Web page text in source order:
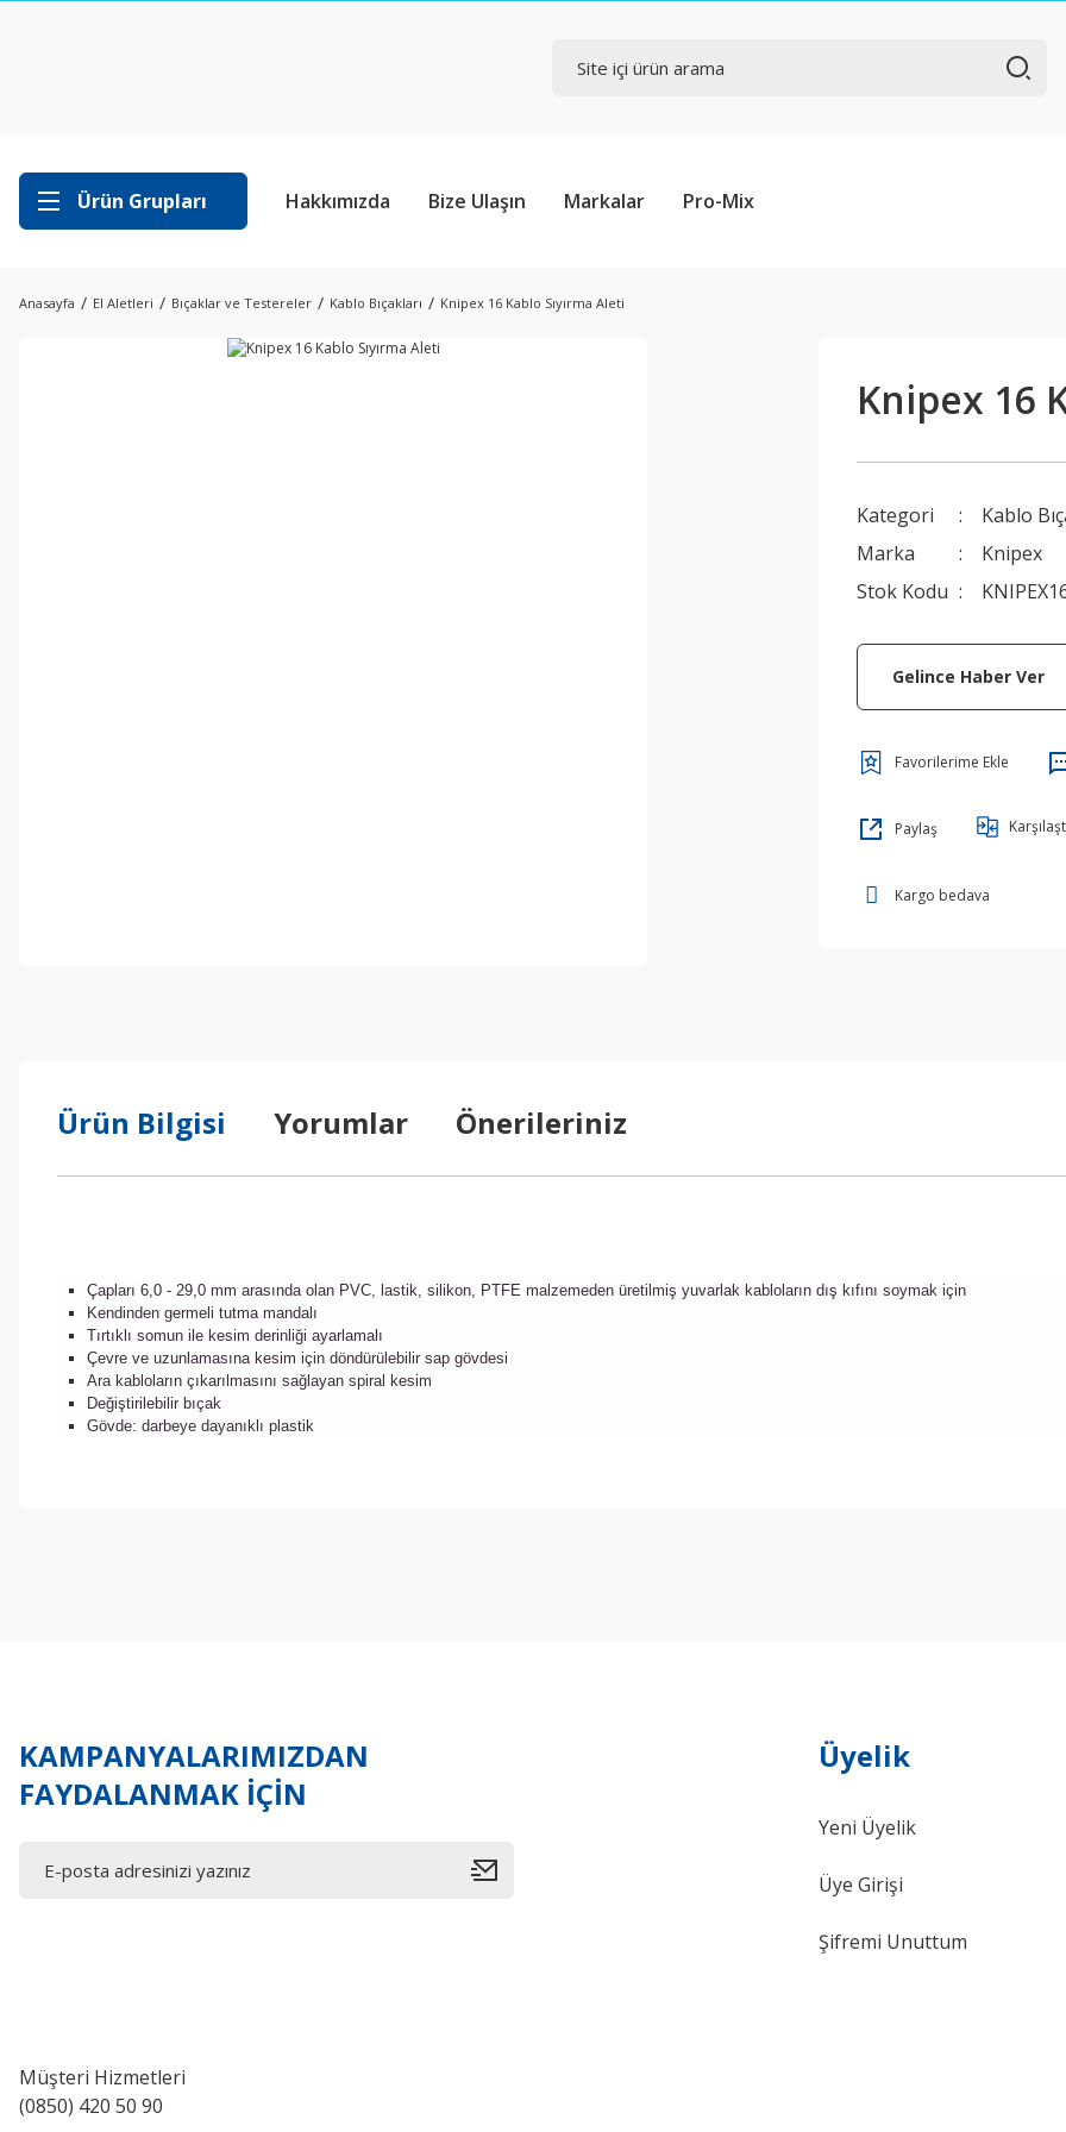
Ürün Grupları Hakkımızda Bize Ulaşın Markalar Pro-Mix
Anasayfa El Aletleri Bıçaklar ve Testereler Kablo Bıçakları Knipex 16 Kablo Sıyırma Aleti
Knipex 16
Kategori
Kablo
Marka
Knipex
Stok Kodu
Gelince Haber Ver
Paylaş
Kargo bedava
Ürün Bilgisi Yorumlar Önerileriniz
Çapları 6,0 - 29,0 mm arasında olan PVC, lastik, silikon, PTFE malzemeden üretilmiş yuvarlak kabloların dış kıfını soymak için
Kendinden germeli tutma mandalı
Tırtıklı somun ile kesim derinliği ayarlamalı
Çevre ve uzunlamasına kesim için döndürülebilir sap gövdesi
Ara kabloların çıkarılmasını sağlayan spiral kesim
Değiştirilebilir bıçak
Gövde: darbeye dayanıklı plastik
KAMPANYALARIMIZDAN
FAYDALANMAK İÇİN
Müşteri Hizmetleri
(0850) 420 50 90
Üyelik
Yeni Üyelik
Üye Girişi
Şifremi Unuttum